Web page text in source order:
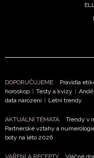
DOPORUČUJEME Pravidla
horoskop | Testy a kvízy |
data narození | Letní trendy
AKTUÁLNÍ TÉMATA Trendy v
Partnerské vztahy a
boty na léto 2026
VAŘENÍ A RECEPTY Vláčné